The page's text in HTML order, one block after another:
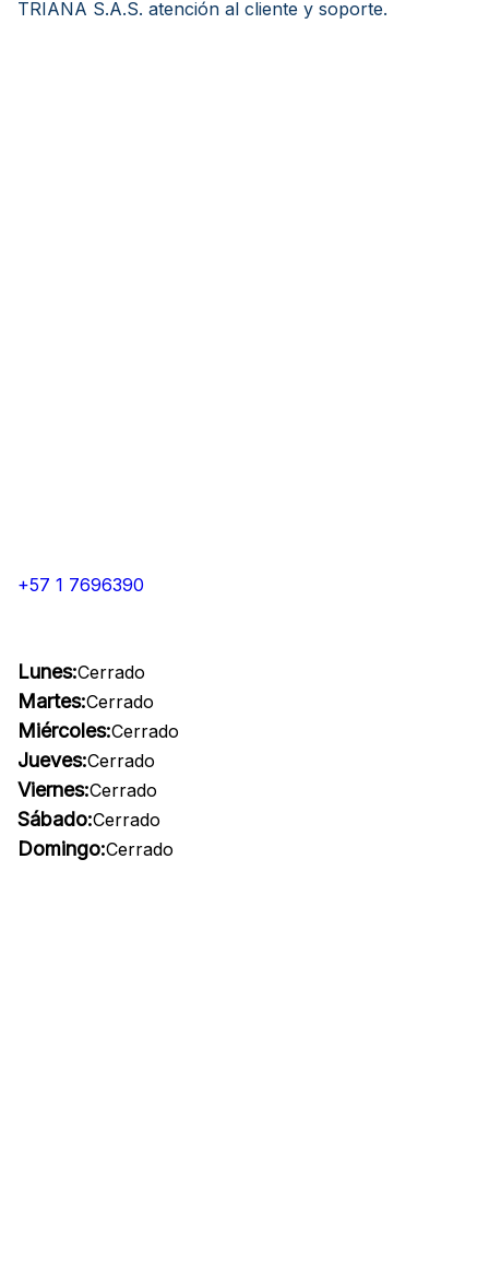
TRIANA S.A.S. atención al cliente y soporte.
+57 1 7696390
Lunes:Cerrado
Martes:Cerrado
Miércoles:Cerrado
Jueves:Cerrado
Viernes:Cerrado
Sábado:Cerrado
Domingo:Cerrado